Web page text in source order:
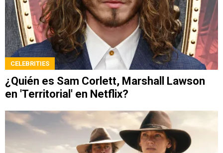
CELEBRITIES
¿Quién es Sam Corlett, Marshall Lawson
en 'Territorial' en Netflix?